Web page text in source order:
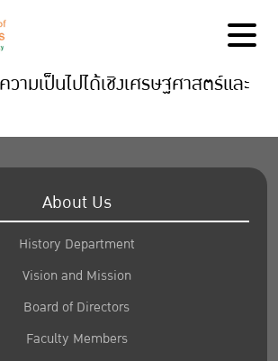
ามเป็นไปได้เชิงเศรษฐศาสตร์และ
About Us
History Department
Vision and Mission
Board of Directors
Faculty Members